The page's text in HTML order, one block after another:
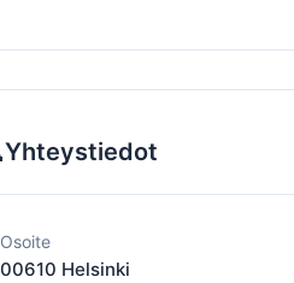
Yhteystiedot
Osoite
00610 Helsinki